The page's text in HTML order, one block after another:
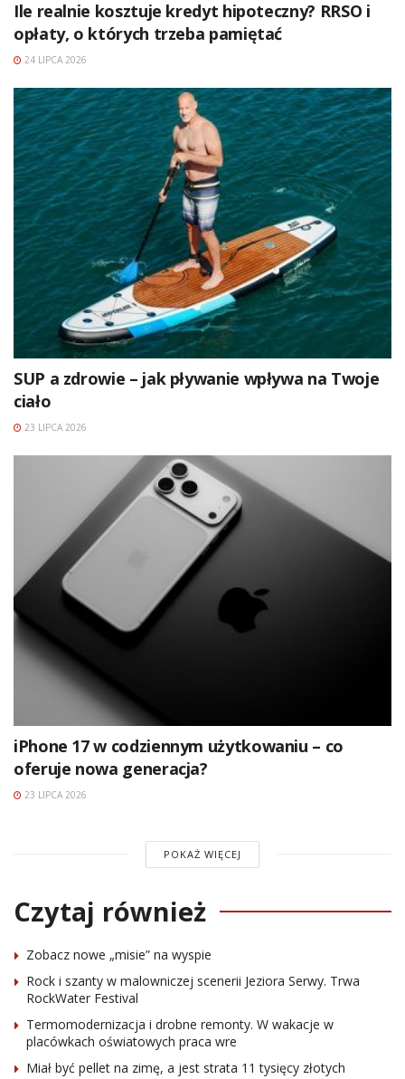
Ile realnie kosztuje kredyt hipoteczny? RRSO i
opłaty, o których trzeba pamiętać
24 LIPCA 2026
SUP a zdrowie – jak pływanie wpływa na Twoje
ciało
23 LIPCA 2026
iPhone 17 w codziennym użytkowaniu – co
oferuje nowa generacja?
23 LIPCA 2026
POKAŻ WIĘCEJ
Czytaj również
Zobacz nowe „misie” na wyspie
Rock i szanty w malowniczej scenerii Jeziora Serwy. Trwa
RockWater Festival
Termomodernizacja i drobne remonty. W wakacje w
placówkach oświatowych praca wre
Miał być pellet na zimę, a jest strata 11 tysięcy złotych